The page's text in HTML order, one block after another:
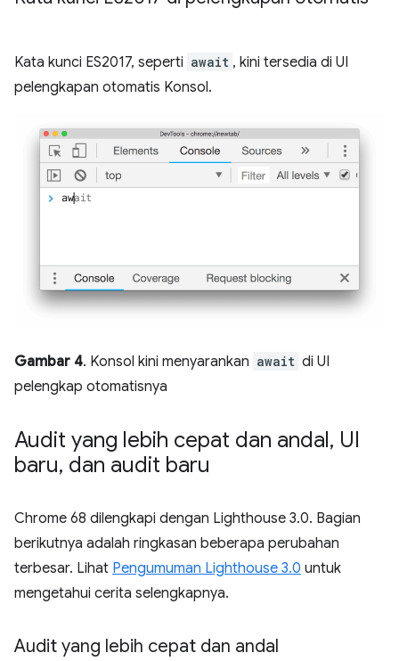
Kata kunci ES2017, seperti await , kini tersedia di UI
pelengkapan otomatis Konsol.
Gambar 4. Konsol kini menyarankan await di UI
pelengkap otomatisnya
Audit yang lebih cepat dan andal, UI
baru, dan audit baru
Chrome 68 dilengkapi dengan Lighthouse 3.0. Bagian
berikutnya adalah ringkasan beberapa perubahan
terbesar. Lihat Pengumuman Lighthouse 3.0 untuk
mengetahui cerita selengkapnya.
Audit yang lebih cepat dan andal